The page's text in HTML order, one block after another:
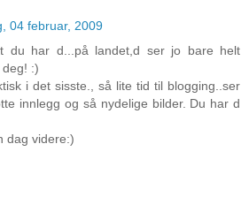
04 februar, 2009
du har d...på landet,d ser jo bare helt
:)
i det sisste., så lite tid til blogging..ser
innlegg og så nydelige bilder. Du har d
dag videre:)